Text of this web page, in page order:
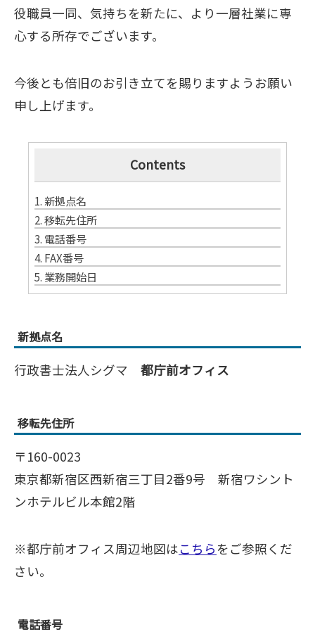
役職員一同、気持ちを新たに、より一層社業に専
心する所存でございます。
今後とも倍旧のお引き立てを賜りますようお願い
申し上げます。
Contents
1. 新拠点名
2.移転先住所
3. 電話番号
4. FAX番号
5. 業務開始日
新拠点名
行政書士法人シグマ 都庁前オフィス
移転先住所
〒160-0023
東京都新宿区西新宿三丁目2番9号 新宿ワシント
ンホテルビル本館2階
※都庁前オフィス周辺地図はこちら をご参照くだ
さい。
電話番号